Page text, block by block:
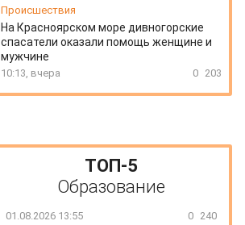
Происшествия
На Красноярском море дивногорские
спасатели оказали помощь женщине и
мужчине
10:13, вчера 0 203
ТОП-5
Образование
01.08.2026 13:55 0 240